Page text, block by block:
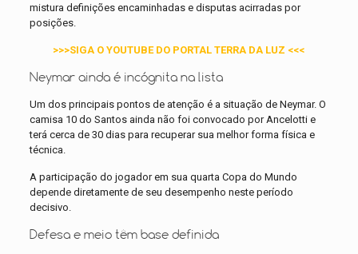
mistura definições encaminhadas e disputas acirradas por
posições.
>>>SIGA O YOUTUBE DO PORTAL TERRA DA LUZ <<<
Neymar ainda é incógnita na lista
Um dos principais pontos de atenção é a situação de Neymar. O
camisa 10 do Santos ainda não foi convocado por Ancelotti e
terá cerca de 30 dias para recuperar sua melhor forma física e
técnica.
A participação do jogador em sua quarta Copa do Mundo
depende diretamente de seu desempenho neste período
decisivo.
Defesa e meio têm base definida